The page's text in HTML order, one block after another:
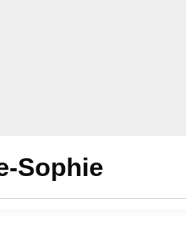
Sophie